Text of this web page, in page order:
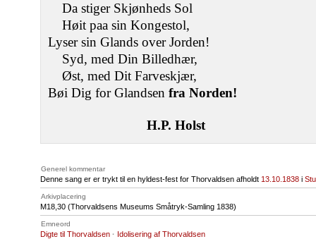
Da stiger Skjønheds Sol
Høit paa sin Kongestol,
Lyser sin Glands over Jorden!
Syd, med Din Billedhær,
Øst, med Dit Farveskjær,
Bøi Dig for Glandsen fra Norden!
H.P. Holst
Generel kommentar
Denne sang er er trykt til en hyldest-fest for Thorvaldsen afholdt 13.10.1838 i
Arkivplacering
M18 ,30 (Thorvaldsens Museums Småtryk-Samling 1838)
Emneord
Digte til Thorvaldsen · Idolisering af Thorvaldsen